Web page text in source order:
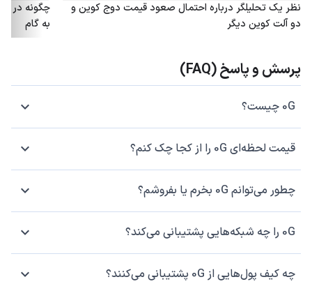
نظر یک تحلیلگر درباره احتمال صعود قیمت دوج کوین و
دو آلت کوین دیگر
چگونه در
به گام
پرسش و پاسخ (FAQ)
0G چیست؟
قیمت لحظه‌ای 0G را از کجا چک کنم؟
چطور می‌توانم 0G بخرم یا بفروشم؟
0G را چه شبکه‌هایی پشتیبانی می‌کند؟
چه کیف پول‌هایی از 0G پشتیبانی می‌کنند؟